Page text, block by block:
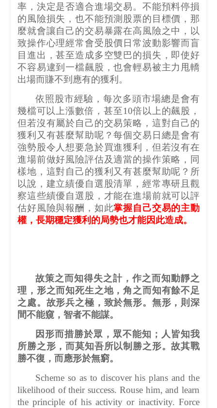
率，決定是否適合進場交易。不能預料停損
的風險損失，也不能預測股票的目標價，那
麼就會讓自己的交易暴露在高風險之中，以
致操作心理經常會受股價日常波動影響而盲
目進出，甚至造成多空雙巴的損失，即使好
不容易逮到一檔飆股，也會輕易被主力甩轎
出場而賺不到應有的獲利。
依照股市經驗，每次多頭市場總是會有
幾檔可以上漲數倍，甚至10倍以上的飆股，
但若沒有屬於自己的交易策略，這對自己的
獲利又有甚麼幫助呢？每個交易日總是會有
強勢股令人想要急於買進獲利，但若沒有在
進場前做好風險評估及適當的操作策略，同
樣地，這對自己的獲利又有甚麼幫助呢？所
以說，建立績優自選股清單，經常專研且觀
察這些績優自選股，才能在進場前就可以評
估好風險與報酬，如此掌握自己交易的主動
權，長期穩定獲利的局勢也才能因此造成。
故策之而知得失之計，作之而知動靜之
理，形之而知死生之地，角之而知有餘不足
之處。故形兵之極，致於無形。無形，則深
間不能窺，智者不能謀。
因形而措勝於眾，眾不能知；人皆知我
所勝之形，而莫知吾所以制勝之形。故其戰
勝不復，而應形於無窮。
Scheme so as to discover his plans and the
likelihood of their success. Rouse him, and learn
the principle of his activity or inactivity. Force